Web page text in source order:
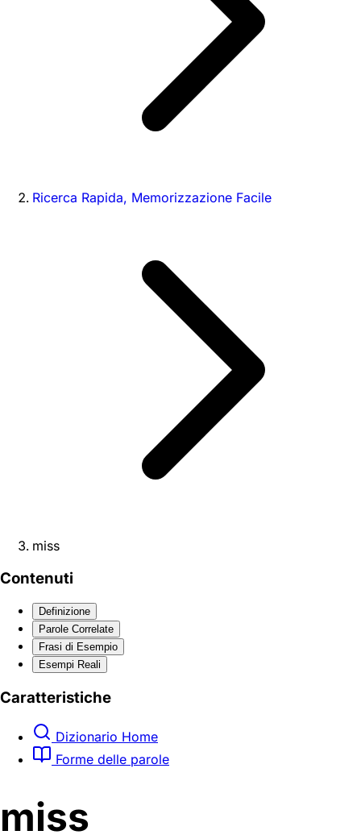
Ricerca Rapida, Memorizzazione Facile
miss
Contenuti
Definizione
Parole Correlate
Frasi di Esempio
Esempi Reali
Caratteristiche
Dizionario Home
Forme delle parole
miss